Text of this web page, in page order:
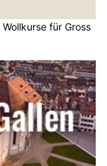
für Gross